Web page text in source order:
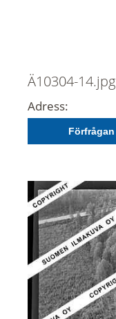
Ä10304-14.jpg
Adress:
Förfrågan